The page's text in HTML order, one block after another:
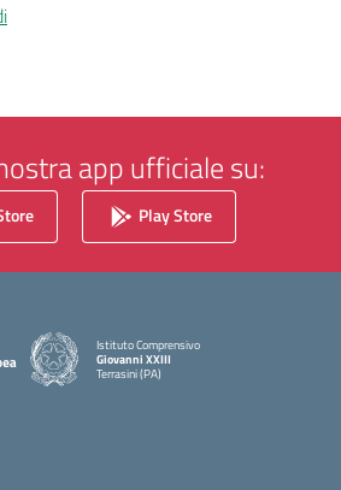
app ufficiale su:
Play Store
Istituto Comprensivo
Giovanni XXIII
Terrasini (PA)